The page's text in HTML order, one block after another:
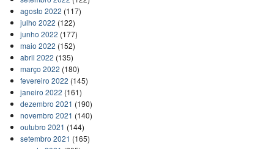
agosto 2022 (117)
julho 2022 (122)
junho 2022 (177)
maio 2022 (152)
abril 2022 (135)
março 2022 (180)
fevereiro 2022 (145)
janeiro 2022 (161)
dezembro 2021 (190)
novembro 2021 (140)
outubro 2021 (144)
setembro 2021 (165)